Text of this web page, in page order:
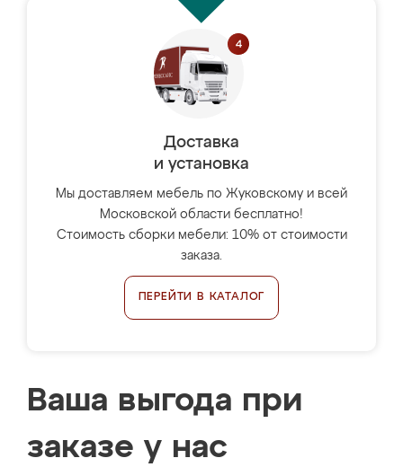
Доставка
и установка
Мы доставляем мебель по Жуковскому и всей
Московской области бесплатно!
Стоимость сборки мебели: 10% от стоимости
заказа.
ПЕРЕЙТИ В КАТАЛОГ
Ваша выгода при
заказе у нас